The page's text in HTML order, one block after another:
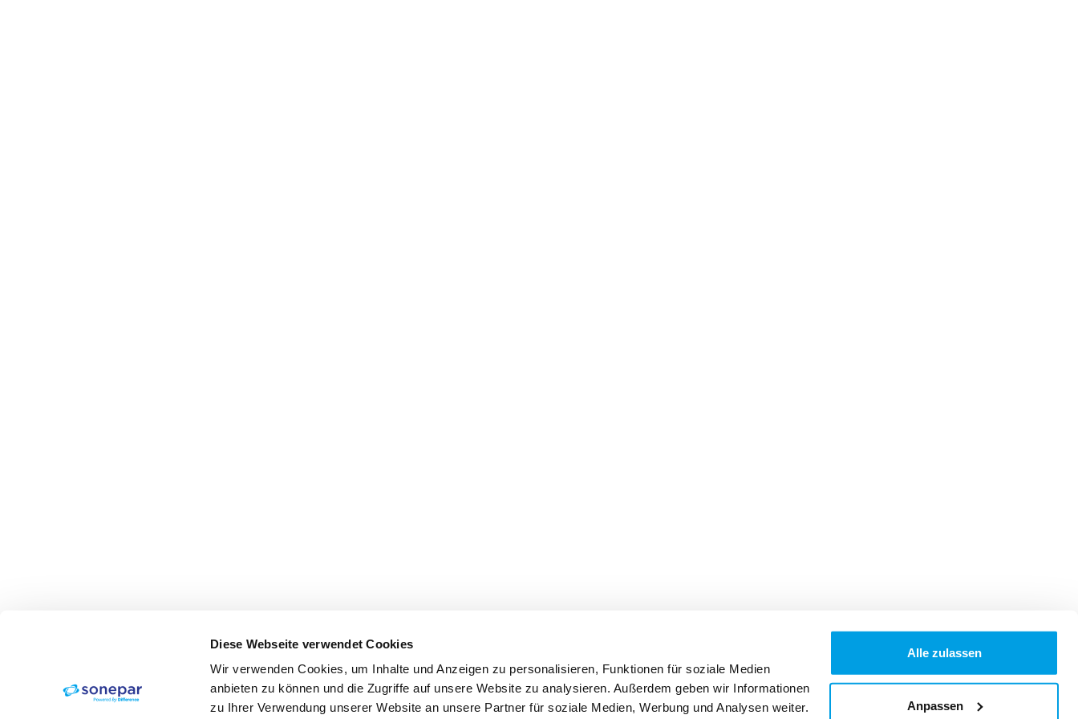
Diese Webseite verwendet Cookies
Wir verwenden Cookies, um Inhalte und Anzeigen zu personalisieren, Funktionen für soziale Medien
anbieten zu können und die Zugriffe auf unsere Website zu analysieren. Außerdem geben wir Informationen
zu Ihrer Verwendung unserer Website an unsere Partner für soziale Medien, Werbung und Analysen weiter.
Alle zulassen
Anpassen